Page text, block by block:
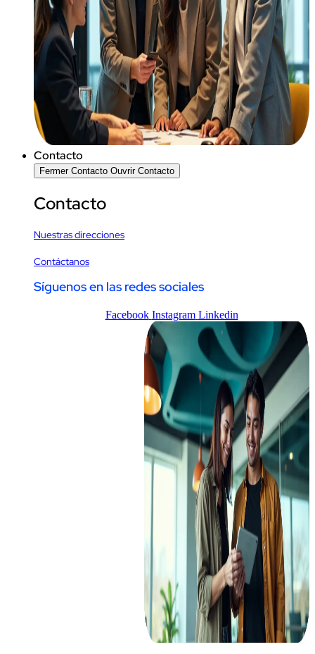
Contacto
Fermer Contacto Ouvrir Contacto
Contacto
Nuestras direcciones
Contáctanos
Síguenos en las redes sociales
Facebook Instagram Linkedin